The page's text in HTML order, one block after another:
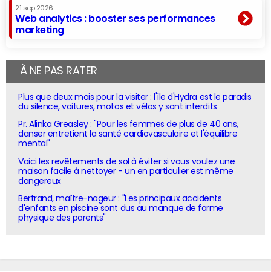
21 sep 2026
Web analytics : booster ses performances
marketing
À NE PAS RATER
Plus que deux mois pour la visiter : l'île d'Hydra est le paradis
du silence, voitures, motos et vélos y sont interdits
Pr. Alinka Greasley : "Pour les femmes de plus de 40 ans,
danser entretient la santé cardiovasculaire et l'équilibre
mental"
Voici les revêtements de sol à éviter si vous voulez une
maison facile à nettoyer - un en particulier est même
dangereux
Bertrand, maître-nageur : "Les principaux accidents
d'enfants en piscine sont dus au manque de forme
physique des parents"